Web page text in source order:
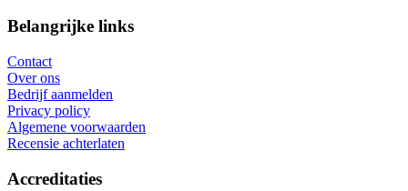
Belangrijke links
Contact
Over ons
Bedrijf aanmelden
Privacy policy
Algemene voorwaarden
Recensie achterlaten
Accreditaties